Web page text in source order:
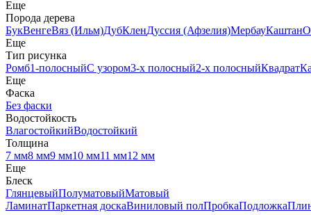
Еще
Порода дерева
БукВенгеВяз (Ильм)ДубКленДуссия (Афзелия)МербауКаштан
Еще
Тип рисунка
Ромб1-полосныйС узором3-х полосный2-х полосныйКвадрат
Еще
Фаска
Без фаски
Водостойкость
ВлагостойкийВодостойкий
Толщина
7 мм8 мм9 мм10 мм11 мм12 мм
Еще
Блеск
ГлянцевыйПолуматовыйМатовый
ЛаминатПаркетная доскаВиниловый полПробкаПодложка